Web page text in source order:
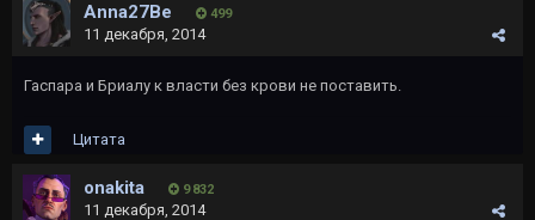
Anna27Be 499
11 декабря, 2014
Гаспара и Бриалу к власти без крови не поставить.
Цитата
onakita 9 832
11 декабря, 2014